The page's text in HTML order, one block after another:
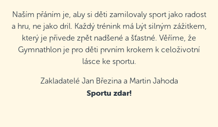
Naším přáním je, aby si děti zamilovaly sport jako radost
a hru, ne jako dril. Každý trénink má být silným zážitkem,
který je přivede zpět nadšené a šťastné. Věříme, že
Gymnathlon je pro děti prvním krokem k celoživotní
lásce ke sportu.
Zakladatelé Jan Březina a Martin Jahoda
Sportu zdar!